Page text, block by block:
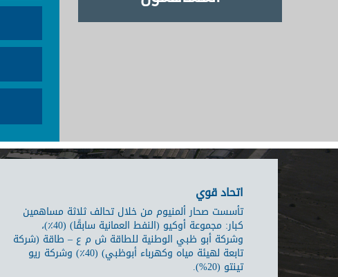
اتحاد قوي
تأسست صحار ألمنيوم من خلال تحالف ثلاثة مساهمين
كبار: مجموعة أوكيو (النفط العمانية سابقًا) (40٪)،
وشركة أبو ظبي الوطنية للطاقة ش م ع – طاقة (شركة
تابعة لهيئة مياه وكهرباء أبوظبي) (40٪) وشركة ريو
تينتو (20%).